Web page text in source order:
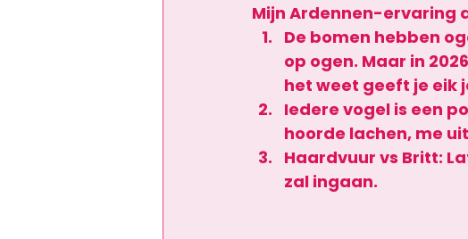
Mijn Ardennen-ervaring
De bomen hebben
op ogen. Maar in
het weet geeft je eik
Iedere vogel is een
hoorde lachen, me
Haardvuur vs Britt:
zal ingaan.